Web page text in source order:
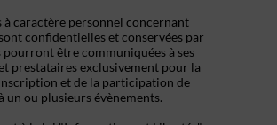
à caractère personnel concernant
confidentielles et conservées par
pourront être communiquées à ses
prestataires exclusivement pour la
et de la participation de
un ou plusieurs évènements.